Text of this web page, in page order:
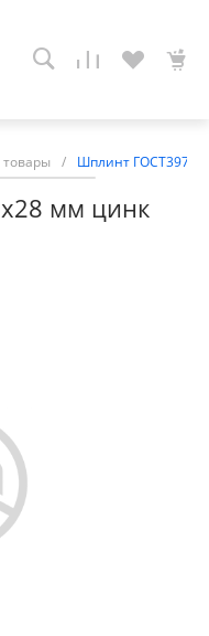
/ Шплинт ГОСТ397-
мм цинк